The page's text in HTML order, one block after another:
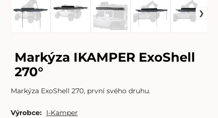
Markýza IKAMPER ExoShell
270°
Markýza ExoShell 270, první svého druhu.
Výrobce: I-Kamper